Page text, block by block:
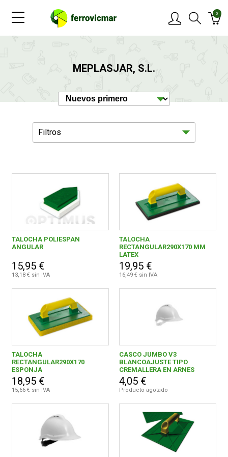
0
MEPLASJAR, S.L.
Filtros
Ferreteria
Protección
0,00 € - 9,99 € 4
10,00 € y superior 3
MEPLASJAR, S.L. 7
TALOCHA POLIESPAN
ANGULAR
15,95 €
13,18 € sin IVA
TALOCHA
RECTANGULAR290X170 MM
LATEX
19,95 €
16,49 € sin IVA
TALOCHA
RECTANGULAR290X170
ESPONJA
18,95 €
15,66 € sin IVA
CASCO JUMBO V3
BLANCOAJUSTE TIPO
CREMALLERA EN ARNES
4,05 €
Producto agotado
OFERTAS
NOVEDADES
BLOG
CONTACTAR
FERROVICMAR
GUÍAS
ENVÍOS
DEVOLUCIONES